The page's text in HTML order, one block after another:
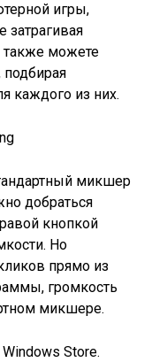
игры,
затрагивая
также можете
подбирая
каждого из них.
микшер
добраться
кнопкой
Но
прямо из
громкость
микшере.
Store.